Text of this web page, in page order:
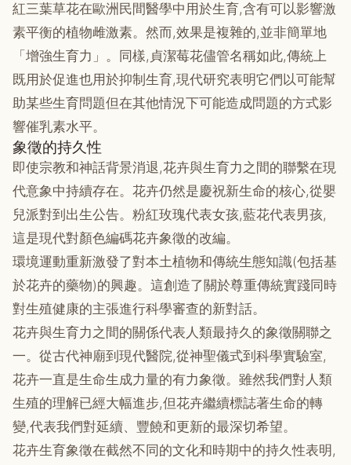
紅三葉草花在歐洲民間醫學中用於生育,含有可以影響激
素平衡的植物雌激素。然而,效果是複雜的,並非簡單地
「增強生育力」。同樣,貞潔莓花儘管名稱如此,傳統上
既用於促進也用於抑制生育,現代研究表明它們以可能幫
助某些生育問題但在其他情況下可能造成問題的方式影
響催乳素水平。
象徵的持久性
即使宗教和神話背景消退,花卉與生育力之間的聯繫在現
代意象中持續存在。花卉仍然是慶祝新生命的核心,從嬰
兒派對到出生公告。粉紅玫瑰代表女孩,藍花代表男孩,
這是現代對顏色編碼花卉象徵的改編。
環境運動重新激發了對本土植物和傳統生態知識(包括基
於花卉的藥物)的興趣。這創造了關於尊重傳統實踐同時
對生殖健康的主張進行科學審查的新對話。
花卉與生育力之間的關係代表人類最持久的象徵關聯之
一。從古代神廟到現代醫院,從神聖儀式到科學實驗室,
花卉一直是生命生成力量的有力象徵。雖然我們對人類
生殖的理解已經大幅進步,但花卉繼續標誌著生命的轉
變,代表我們對延續、豐饒和更新的最深切希望。
花卉生育象徵在截然不同的文化和時期中的持久性表明,